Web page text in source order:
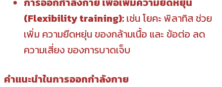
(Flexibility training): เช่น โยคะ พิลาทิส ช่วย
เพิ่ม ความยืดหยุ่น ของกล้ามเนื้อ และ ข้อต่อ ลด
ความเสี่ยง ของการบาดเจ็บ
คำแนะนำในการออกกำลังกาย